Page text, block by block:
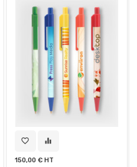
favorite_border equalizer
150,00 € HT